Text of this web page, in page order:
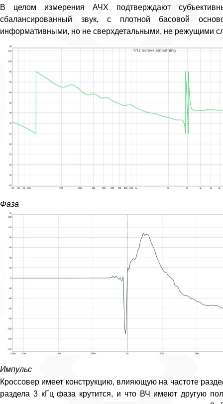
В целом измерения АЧХ подтверждают
сбалансированный звук, с плотной басовой
информативными, но не сверхдетальными, не режущими
Фаза
Импульс
Кроссовер имеет конструкцию, влияющую на частоте
раздела 3 кГц фаза крутится, и что ВЧ имеют другую